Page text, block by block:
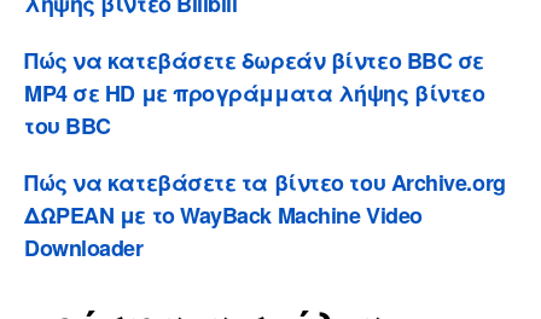
Πώς να κατεβάσετε δωρεάν βίντεο BBC σε
MP4 σε HD με προγράμματα λήψης βίντεο
του BBC
Πώς να κατεβάσετε τα βίντεο του Archive.org
ΔΩΡΕΑΝ με το WayBack Machine Video
Downloader